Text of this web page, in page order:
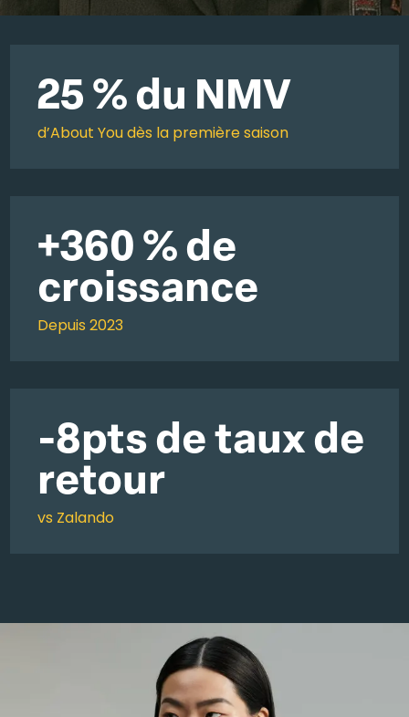
25 % du NMV
d’About You dès la première saison
+360 % de
croissance
Depuis 2023
-8pts de taux de
retour
vs Zalando